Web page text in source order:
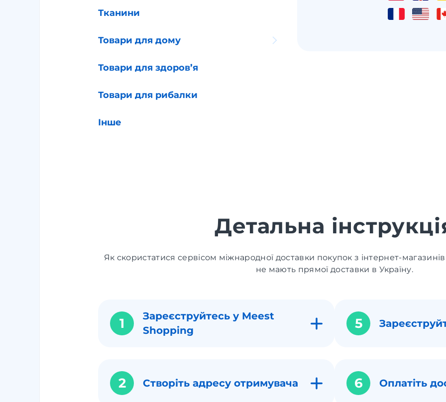
Тканини
Товари для дому
Товари для здоров’я
Товари для рибалки
Інше
Детальна
Як скористатися сервісом міжнародної доставки покупок з інтернет-
не мають прямої доставки в Україну.
1
Зареєструйтесь у Meest
Shopping
2 Створіть адресу отримувача
5
6 Оплатіть